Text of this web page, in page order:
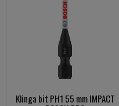
Klinga bit PH1 55 mm IMPACT